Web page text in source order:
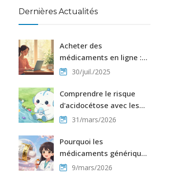
Dernières Actualités
Acheter des
médicaments en ligne :
guide pratique sur
avantages
30/juil./2025
Comprendre le risque
d'acidocétose avec les
inhibiteurs SGLT2 : Guide
patients
31/mars/2026
Pourquoi les
médicaments génériques
coûtent 80 à 85 % moins
9/mars/2026